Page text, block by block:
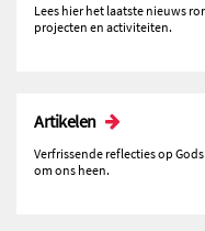
Lees hier het laatste nieuws
projecten en activiteiten.
Artikelen
Verfrissende reflecties op
om ons heen.